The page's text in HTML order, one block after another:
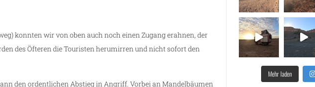
konnten wir von oben auch noch einen Zugang erahnen, der
des Öfteren die Touristen herumirren und nicht sofort den
den ordentlichen Abstieg in Angriff. Vorbei an Mandelbäumen
Mehr laden